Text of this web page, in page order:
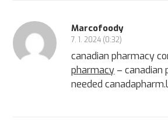
Marcofoody
7. 1. 2024 (0:32)
canadian pharmacy
pharmacy – canadian
needed